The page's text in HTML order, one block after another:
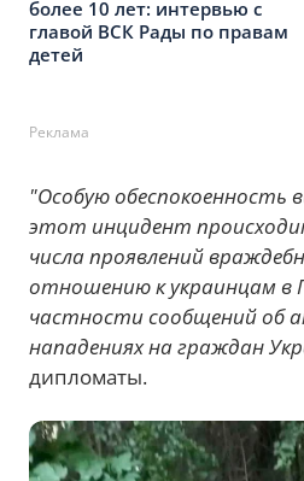
более 10 лет: интервью с
главой ВСК Рады по правам
детей
Реклама
"Особую
этот инцидент
числа проявлений
отношению к украинцам в
частности сообщений об
нападениях на граждан
дипломаты.